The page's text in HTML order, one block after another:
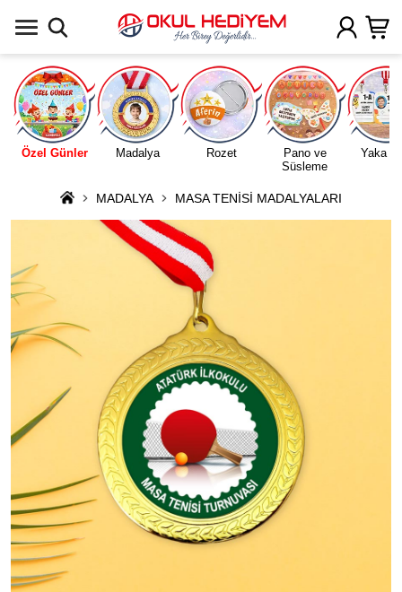
Özel Günler Madalya Rozet
Pano ve
Süsleme
Yaka
MADALYA MASA TENİSİ MADALYALARI
Uygulamada Aç